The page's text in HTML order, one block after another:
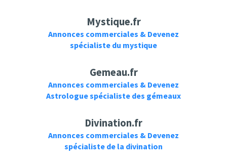
Mystique.fr
Annonces commerciales & Devenez
spécialiste du mystique
Gemeau.fr
Annonces commerciales & Devenez
Astrologue spécialiste des gémeaux
Divination.fr
Annonces commerciales & Devenez
spécialiste de la divination